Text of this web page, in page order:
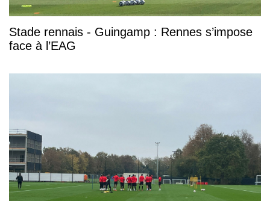
Stade rennais - Guingamp : Rennes s’impose
face à l’EAG